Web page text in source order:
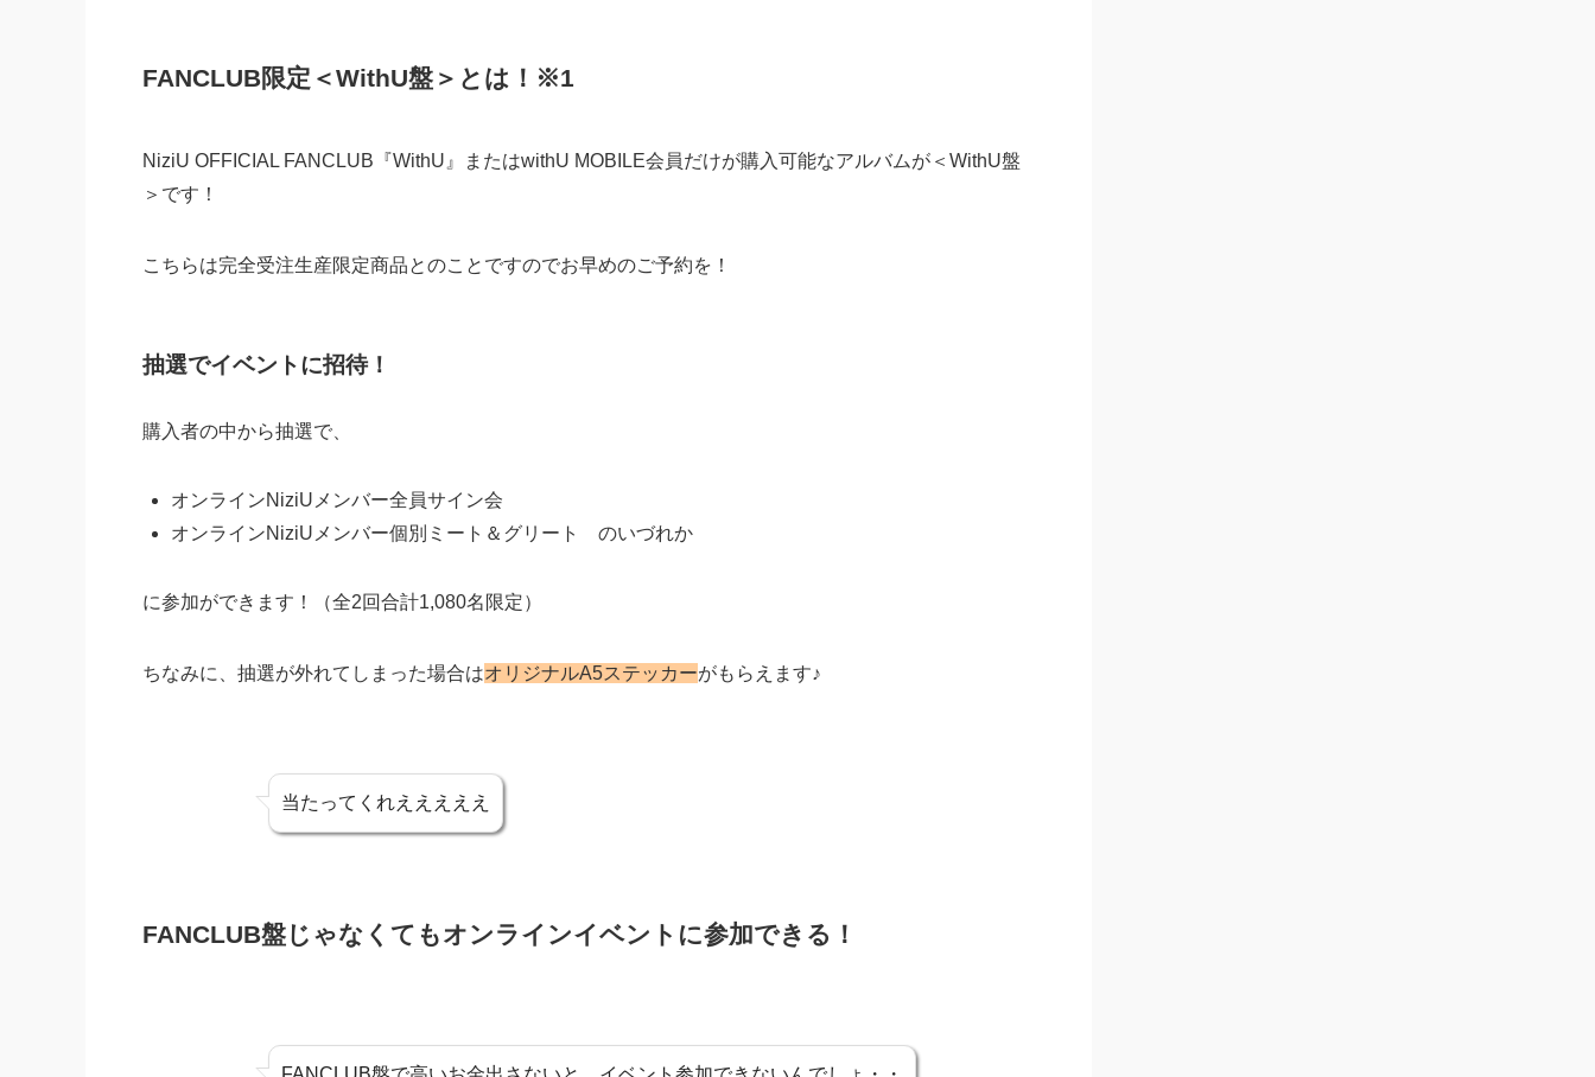
FANCLUB限定＜WithU盤＞とは！※1
NiziU OFFICIAL FANCLUB『WithU』またはwithU MOBILE会員だけが購入可能なアルバムが＜WithU盤
＞です！
こちらは完全受注生産限定商品とのことですのでお早めのご予約を！
抽選でイベントに招待！
購入者の中から抽選で、
オンラインNiziUメンバー全員サイン会
オンラインNiziUメンバー個別ミート＆グリート のいづれか
に参加ができます！（全2回合計1,080名限定）
ちなみに、抽選が外れてしまった場合はオリジナルA5ステッカーがもらえます♪
当たってくれえええええ
FANCLUB盤じゃなくてもオンラインイベントに参加できる！